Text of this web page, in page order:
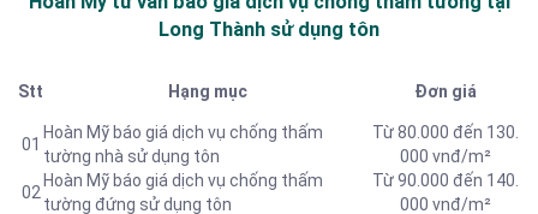
Long Thành sử dụng tôn
Stt Hạng mục Đơn giá
01
Hoàn Mỹ báo giá dịch vụ chống thấm
tường nhà sử dụng tôn
Từ 80.000 đến 130.
000 vnđ/m²
02
Hoàn Mỹ báo giá dịch vụ chống thấm
tường đứng sử dụng tôn
Từ 90.000 đến 140.
000 vnđ/m²